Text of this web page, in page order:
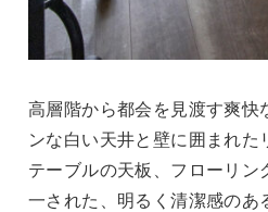
高層階から都会を見渡す爽快
ンな白い天井と壁に囲まれ
テーブルの天板、フローリ
一された、明るく清潔感のあ